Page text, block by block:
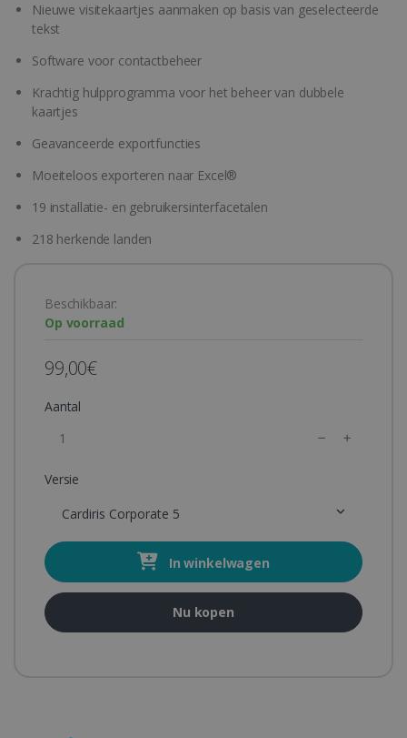
Nieuwe visitekaartjes aanmaken op basis van geselecteerde
tekst
Software voor contactbeheer
Krachtig hulpprogramma voor het beheer van dubbele
kaartjes
Geavanceerde exportfuncties
Moeiteloos exporteren naar Excel®
19 installatie- en gebruikersinterfacetalen
218 herkende landen
Beschikbaar:
Op voorraad
99,00€
Aantal
Versie
Cardiris Corporate 5
In winkelwagen
Nu kopen